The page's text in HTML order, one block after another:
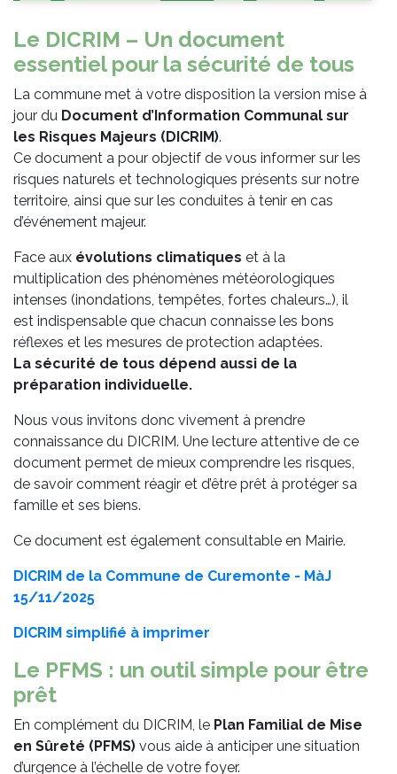
associative
et
Vie
économique
Le DICRIM – Un document
essentiel pour la sécurité de tous
La commune met à votre disposition la version mise à
jour du Document d’Information Communal sur
les Risques Majeurs (DICRIM).
Ce document a pour objectif de vous informer sur les
risques naturels et technologiques présents sur notre
territoire, ainsi que sur les conduites à tenir en cas
d’événement majeur.
Face aux évolutions climatiques et à la
multiplication des phénomènes météorologiques
intenses (inondations, tempêtes, fortes chaleurs…), il
est indispensable que chacun connaisse les bons
réflexes et les mesures de protection adaptées.
La sécurité de tous dépend aussi de la
préparation individuelle.
Nous vous invitons donc vivement à prendre
connaissance du DICRIM. Une lecture attentive de ce
document permet de mieux comprendre les risques,
de savoir comment réagir et d’être prêt à protéger sa
famille et ses biens.
Ce document est également consultable en Mairie.
DICRIM de la Commune de Curemonte - MàJ
15/11/2025
DICRIM simplifié à imprimer
Le PFMS : un outil simple pour être
prêt
En complément du DICRIM, le Plan Familial de Mise
en Sûreté (PFMS) vous aide à anticiper une situation
d’urgence à l’échelle de votre foyer.